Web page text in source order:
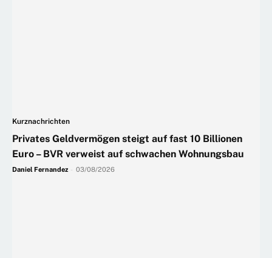
Kurznachrichten
Privates Geldvermögen steigt auf fast 10 Billionen
Euro – BVR verweist auf schwachen Wohnungsbau
Daniel Fernandez 03/08/2026